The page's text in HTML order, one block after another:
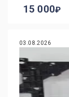
15 000
03.08.2026